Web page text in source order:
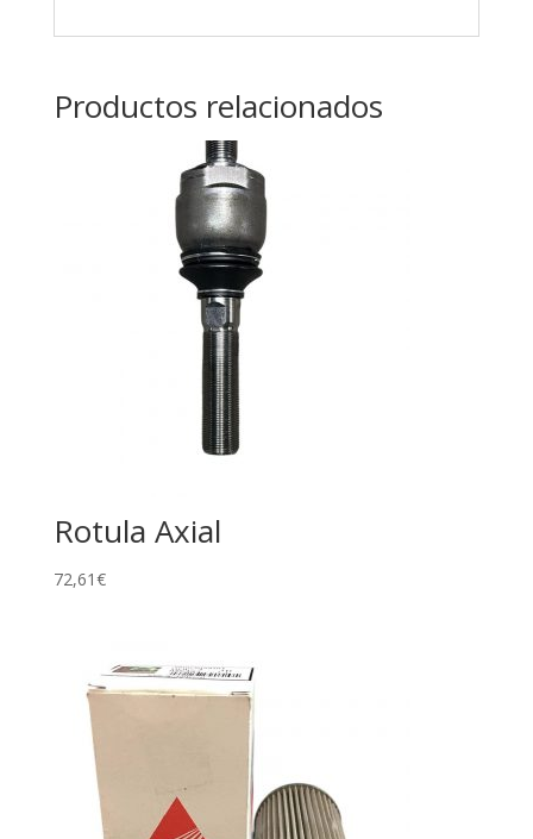
Productos relacionados
Rotula Axial
72,61€